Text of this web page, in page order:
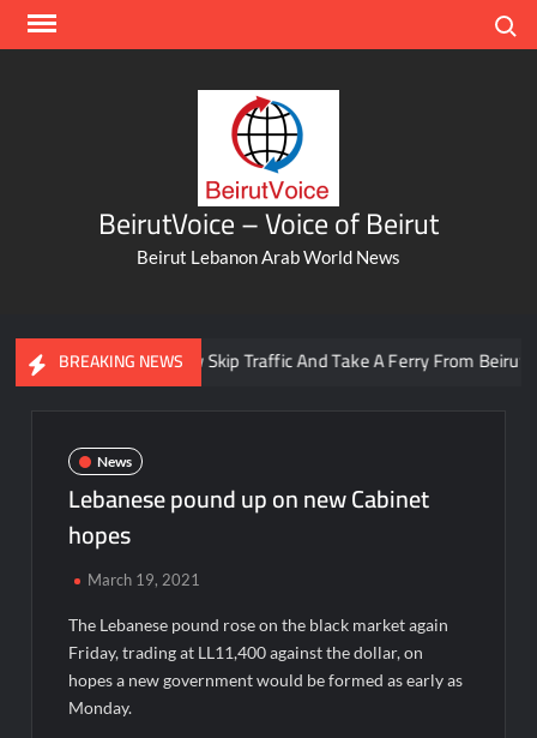
Skip
BeirutVoice – Voice of Beirut
Beirut Lebanon Arab World News
BREAKING NEWS
You Can Now Skip Traffic And Take A Ferry From Beirut To
News
Lebanese pound up on new Cabinet
hopes
March 19, 2021
The Lebanese pound rose on the black market again
Friday, trading at LL11,400 against the dollar, on
hopes a new government would be formed as early as
Monday.